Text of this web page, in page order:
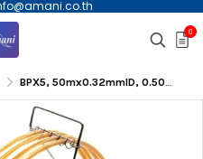
0
BPX5, 50mx0.32mmID, 0.50µm(df) Capillary Column | 054126